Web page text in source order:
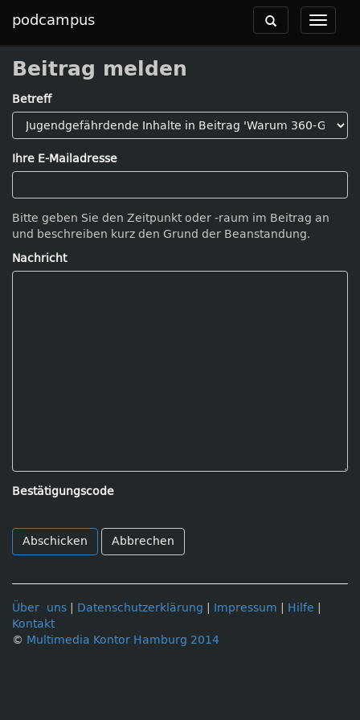
podcampus
Toggle
Toggle
navigation
Beitrag melden
Betreff
Ihre E-Mailadresse
Bitte geben Sie den Zeitpunkt oder -raum im Beitrag an
und beschreiben kurz den Grund der Beanstandung.
Nachricht
Bestätigungscode
Abbrechen
Über uns Datenschutzerklärung Impressum Hilfe
Kontakt
© Multimedia Kontor Hamburg 2014